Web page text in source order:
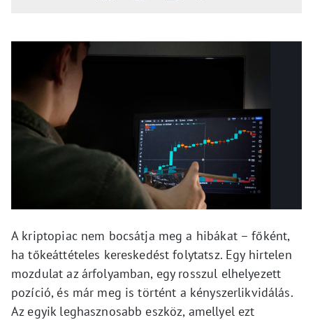
A kriptopiac nem bocsátja meg a hibákat – főként,
ha tőkeáttételes kereskedést folytatsz. Egy hirtelen
mozdulat az árfolyamban, egy rosszul elhelyezett
pozíció, és már meg is történt a kényszerlikvidálás.
Az egyik leghasznosabb eszköz, amellyel ezt